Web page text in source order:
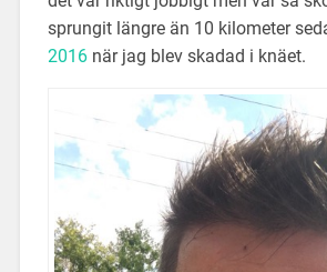
sprungit längre än 10 kilometer
2016när jag blev skadad i knäet.